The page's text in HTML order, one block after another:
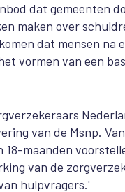
dat gemeenten
maken over
dat mensen na
vormen van een
van de Msnp.
18-maanden
van de
hulpvragers.'